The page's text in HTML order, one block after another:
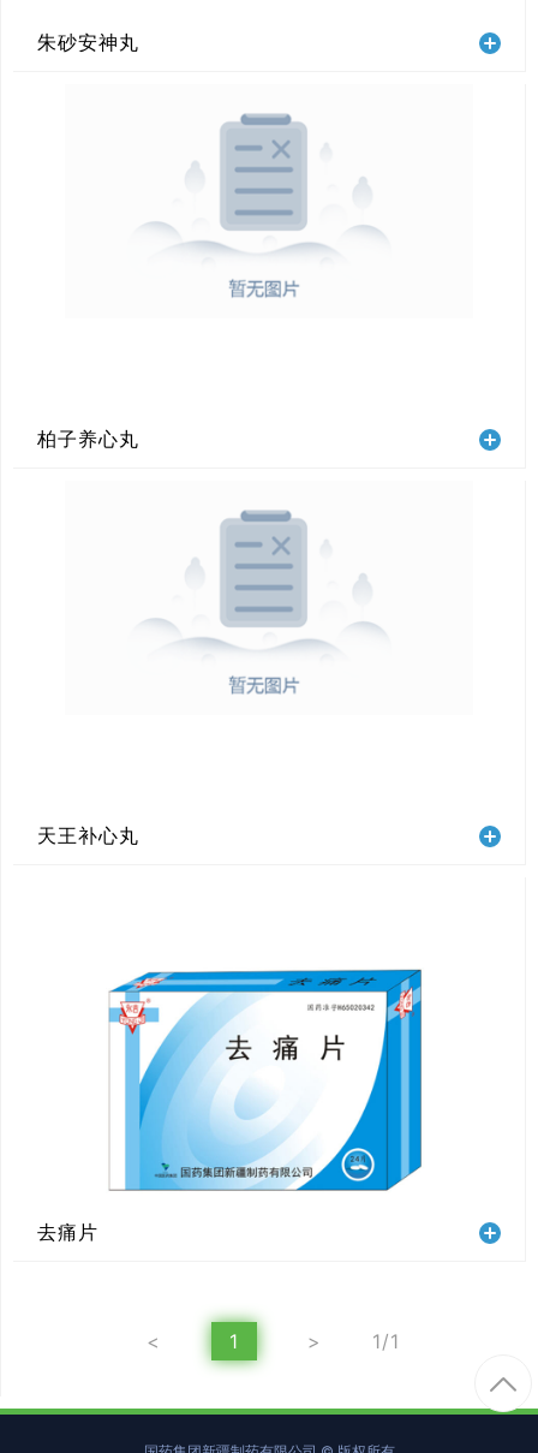
朱砂安神丸
柏子养心丸
天王补心丸
去痛片
< 1 > 1/1